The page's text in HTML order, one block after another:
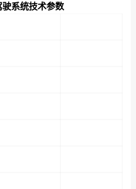
系统技术参数